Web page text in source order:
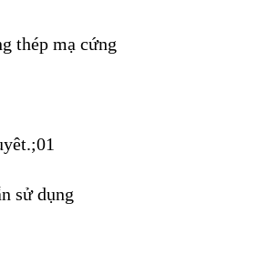
thép mạ cứng
sử dụng